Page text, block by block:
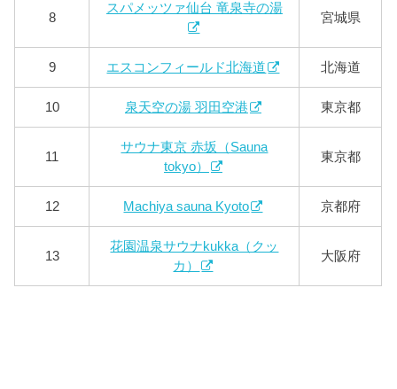
8
スパメッツァ仙台 竜泉寺の湯
宮城県
9 エスコンフィールド北海道 北海道
10 泉天空の湯 羽田空港 東京都
11
サウナ東京 赤坂（Sauna
tokyo）
東京都
12 Machiya sauna Kyoto 京都府
13
花園温泉サウナkukka（クッ
カ）
大阪府